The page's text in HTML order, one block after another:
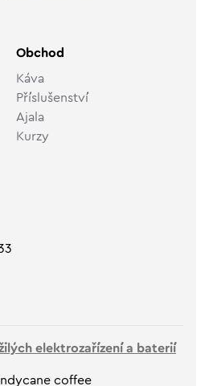
Obchod
Káva
Příslušenství
Ajala
Kurzy
elektrozařízení a baterií
coffee